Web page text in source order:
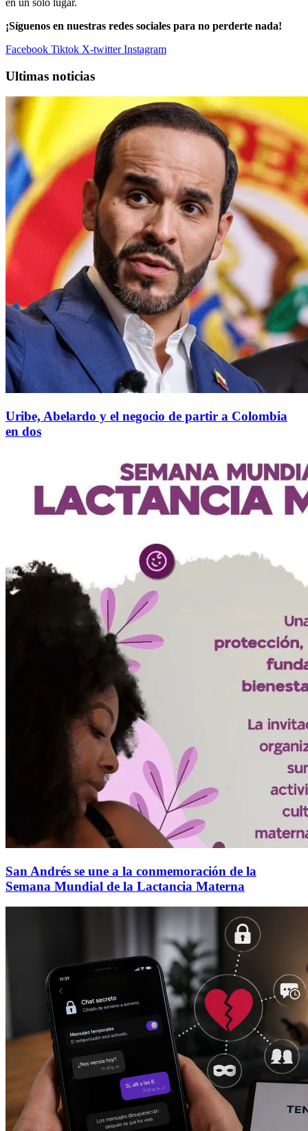
en un solo lugar.
¡Síguenos en nuestras redes sociales para no perderte nada!
Facebook Tiktok X-twitter Instagram
Ultimas noticias
Uribe, Abelardo y el negocio de partir a Colombia
en dos
San Andrés se une a la conmemoración de la
Semana Mundial de la Lactancia Materna